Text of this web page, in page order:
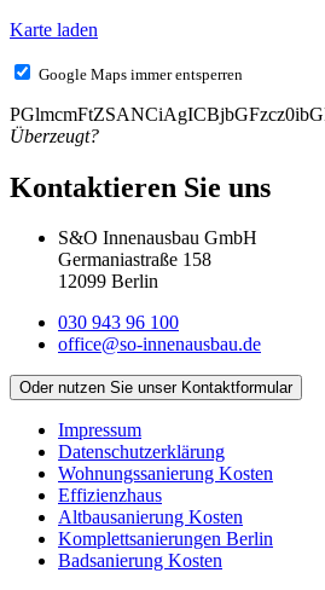
Karte laden
Google Maps immer entsperren
Überzeugt?
Kontaktieren Sie uns
S&O Innenausbau GmbH
Germaniastraße 158
12099 Berlin
030 943 96 100
office@so-innenausbau.de
Oder nutzen Sie unser Kontaktformular
Impressum
Datenschutz­erklärung
Wohnungssanierung Kosten
Effizienzhaus
Altbausanierung Kosten
Komplettsanierungen Berlin
Badsanierung Kosten